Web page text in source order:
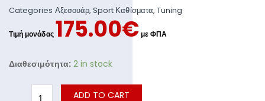
Categories Αξεσουάρ,Sport Καθίσματα, Tuning
175.00€
Διαθεσιμότητα: 2 in stock
ADD TO CART